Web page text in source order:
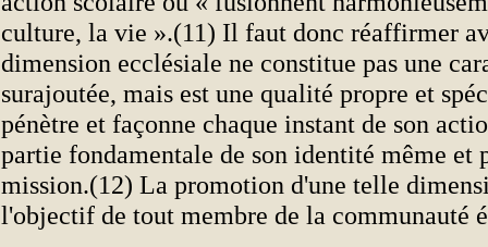
culture, la vie ».(11) Il faut donc réaffirmer
dimension ecclésiale ne constitue pas une
surajoutée, mais est une qualité propre et
pénètre et façonne chaque instant de son
partie fondamentale de son identité même et
mission.(12) La promotion d'une telle
l'objectif de tout membre de la communauté